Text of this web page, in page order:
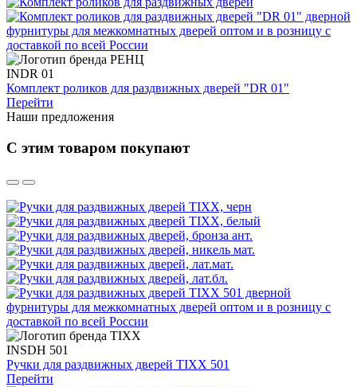
INDR 01
Комплект роликов для раздвижных дверей "DR 01"
Перейти
Наши предложения
С этим товаром покупают
INSDH 501
Ручки для раздвижных дверей TIXX 501
Перейти